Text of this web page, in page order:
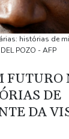
do drone com
pró-Trump na
atacante
para ser
histórias de
POZO - AFP
FUTURO
DE
DA